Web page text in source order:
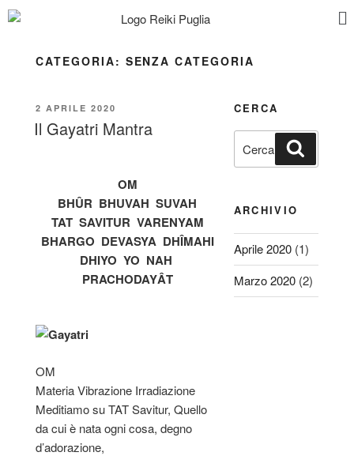
CATEGORIA: SENZA CATEGORIA
2 APRILE 2020
Il Gayatri Mantra
OM
BHÛR BHUVAH SUVAH
TAT SAVITUR VARENYAM
BHARGO DEVASYA DHÎMAHI
DHIYO YO NAH
PRACHODAYÂT
OM
Materia Vibrazione Irradiazione
Meditiamo su TAT Savitur, Quello
da cui è nata ogni cosa, degno
d’adorazione,
CERCA
ARCHIVIO
Aprile 2020(1)
Marzo 2020(2)